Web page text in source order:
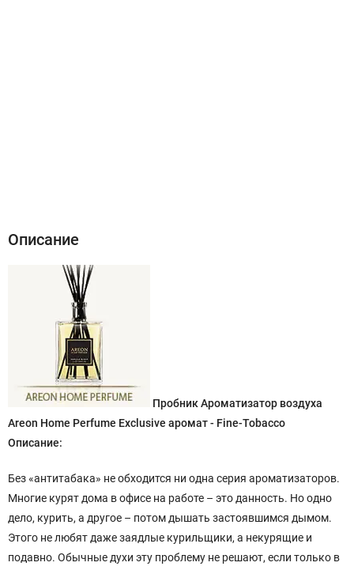
Описание
Пробник Ароматизатор воздуха
Areon Home Perfume Exclusive аромат - Fine-Tobacco
Описание:
Без «антитабака» не обходится ни одна серия ароматизаторов.
Многие курят дома в офисе на работе – это данность. Но одно
дело, курить, а другое – потом дышать застоявшимся дымом.
Этого не любят даже заядлые курильщики, а некурящие и
подавно. Обычные духи эту проблему не решают, если только в